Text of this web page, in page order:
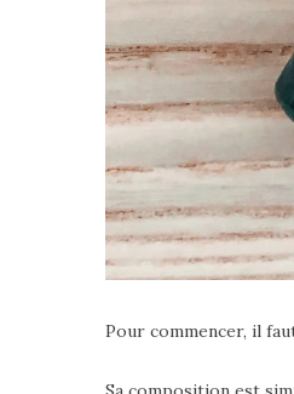
Pour commencer, il